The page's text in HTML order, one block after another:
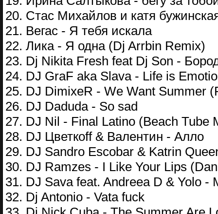
20. Стас Михайлов и катя
21. Вегас - Я тебя искала
22. Лика - Я одна (Dj Arrbin Remix)
23. Dj Nikita Fresh feat Dj Son -
24. DJ GraF aka Slava - Life is
25. DJ DimixeR - We Want Summer
26. DJ Daduda - So sad
27. DJ Nil - Final Latino (Beach Tube
28. DJ Цветкоff & Валентин - Алло
29. DJ Sandro Escobar & Katrin
30. DJ Ramzes - I Like Your Lips
31. DJ Sava feat. Andreea D & Yolo -
32. Dj Antonio - Vata fuck